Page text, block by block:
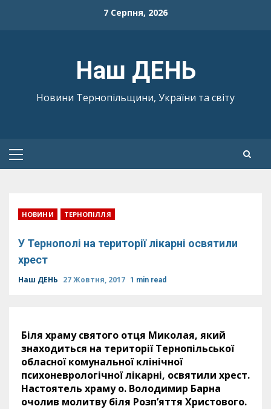
7 Серпня, 2026
Наш ДЕНЬ
Новини Тернопільщини, України та світу
Primary
НОВИНИ ТЕРНОПІЛЛЯ
У Тернополі на території лікарні освятили
хрест
Наш ДЕНЬ 27 Жовтня, 2017 1 min read
Біля храму святого отця Миколая, який
знаходиться на території Тернопільської
обласної комунальної клінічної
психоневрологічної лікарні, освятили хрест.
Настоятель храму о. Володимир Барна
очолив молитву біля Розп’яття Христового.